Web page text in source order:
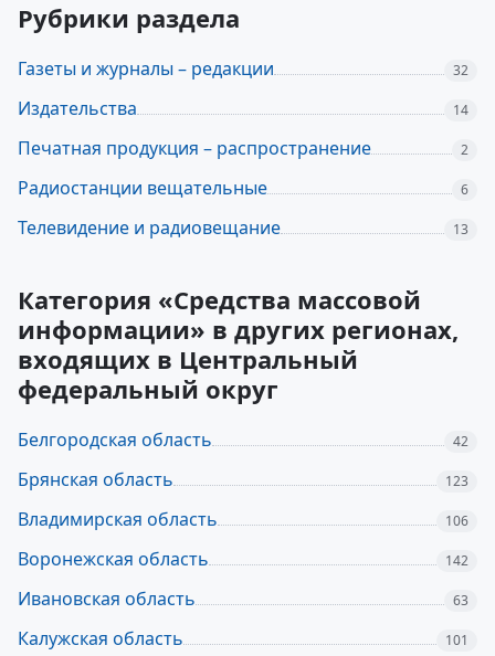
Рубрики раздела
Газеты и журналы – редакции 32
Издательства 14
Печатная продукция – распространение 2
Радиостанции вещательные 6
Телевидение и радиовещание 13
Категория «Средства массовой
информации» в других регионах,
входящих в Центральный
федеральный округ
Белгородская область 42
Брянская область 123
Владимирская область 106
Воронежская область 142
Ивановская область 63
Калужская область 101